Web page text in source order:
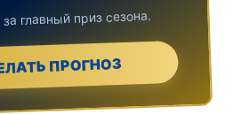
главный приз сезона.
ПРОГНОЗ